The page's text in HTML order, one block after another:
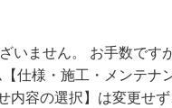
いません。 お手数です
仕様・施工・メンテナ
内容の選択】は変更せ